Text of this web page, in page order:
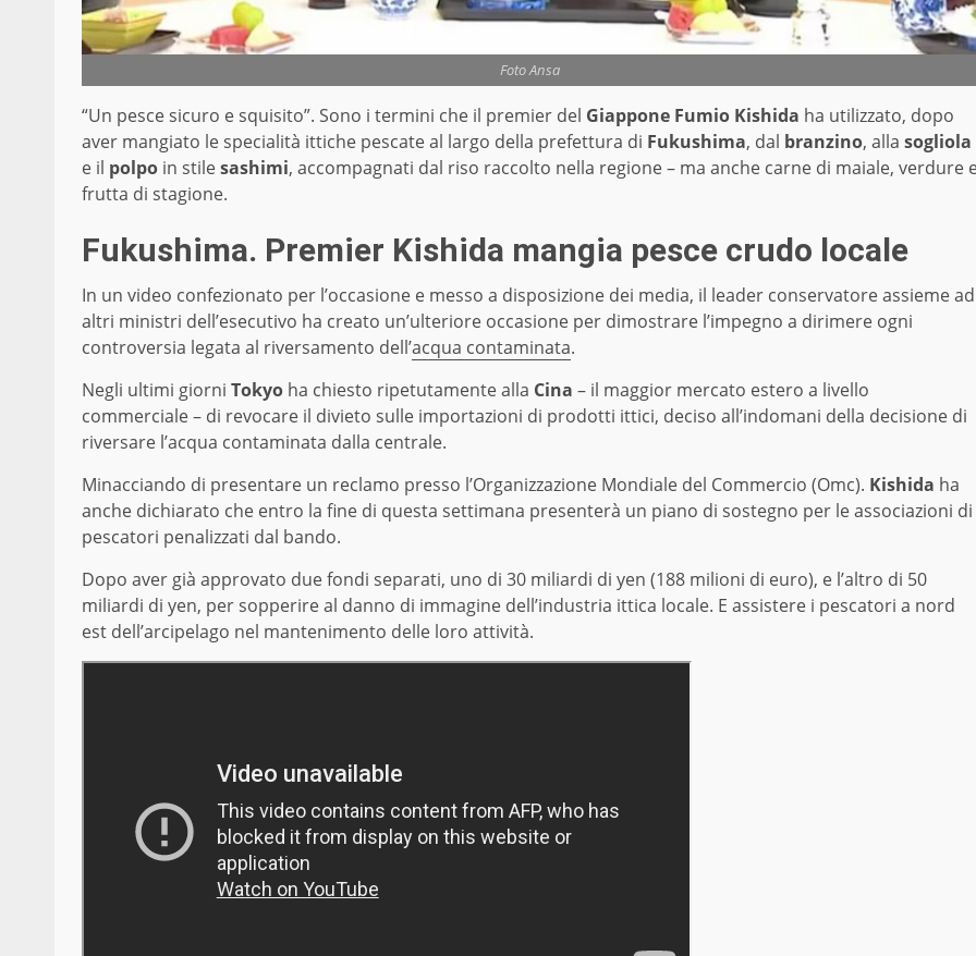
Foto Ansa
“Un pesce sicuro e squisito”. Sono i termini che il premier del Giappone Fumio Kishida ha utilizzato, dopo
aver mangiato le specialità ittiche pescate al largo della prefettura di Fukushima, dal branzino, alla sogliola
e il polpo in stilesashimi, accompagnati dal riso raccolto nella regione – ma anche carne di maiale, verdure
frutta di stagione.
Fukushima. Premier Kishida mangia pesce crudo locale
In un video confezionato per l’occasione e messo a disposizione dei media, il leader conservatore assieme ad
altri ministri dell’esecutivo ha creato un’ulteriore occasione per dimostrare l’impegno a dirimere ogni
controversia legata al riversamento dell’acqua contaminata.
Negli ultimi giorni Tokyo ha chiesto ripetutamente alla Cina – il maggior mercato estero a livello
commerciale – di revocare il divieto sulle importazioni di prodotti ittici, deciso all’indomani della decisione di
riversare l’acqua contaminata dalla centrale.
Minacciando di presentare un reclamo presso l’Organizzazione Mondiale del Commercio (Omc). Kishida ha
anche dichiarato che entro la fine di questa settimana presenterà un piano di sostegno per le associazioni di
pescatori penalizzati dal bando.
Dopo aver già approvato due fondi separati, uno di 30 miliardi di yen (188 milioni di euro), e l’altro di 50
miliardi di yen, per sopperire al danno di immagine dell’industria ittica locale. E assistere i pescatori a nord
est dell’arcipelago nel mantenimento delle loro attività.